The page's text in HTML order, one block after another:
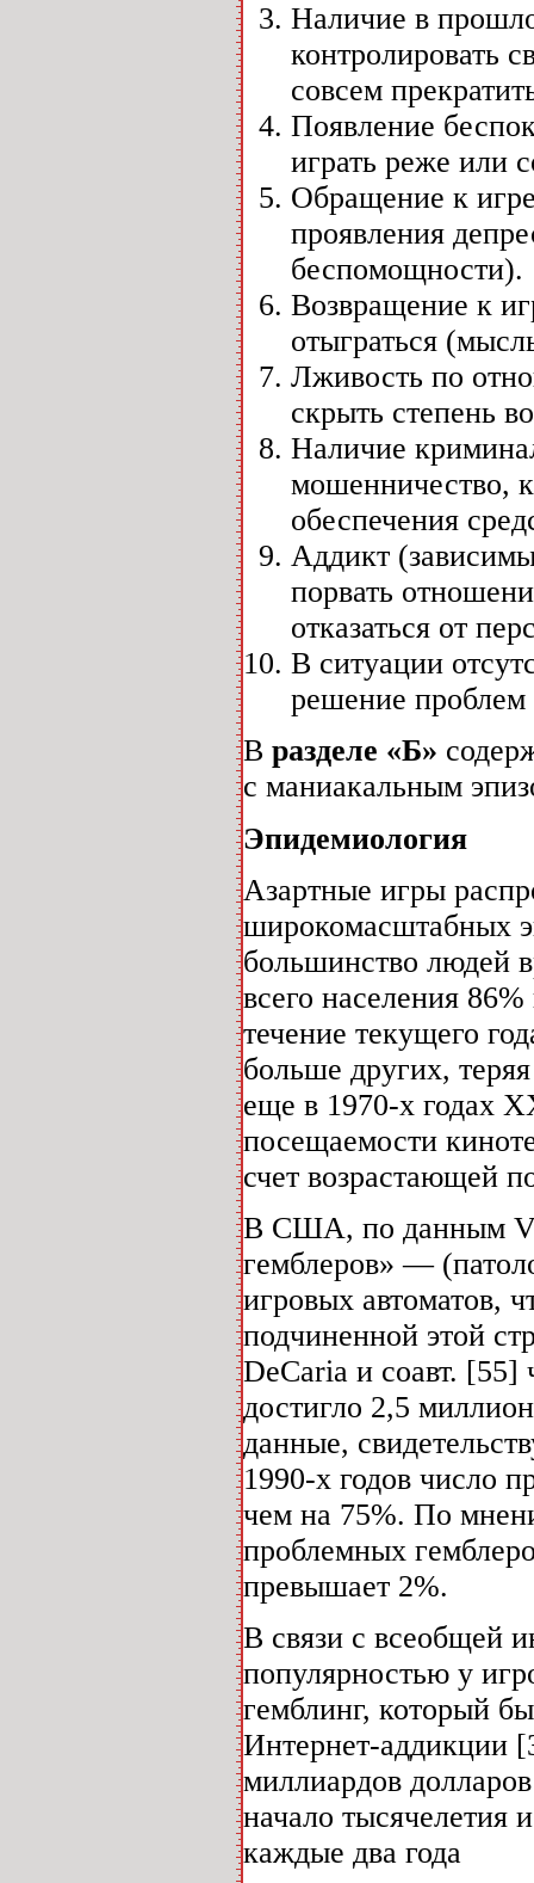
Наличие в
контролировать
совсем
Появление
играть реже или
Обращение к
проявления
беспомощности).
Возвращение к
отыграться
Лживость по
скрыть степень
Наличие
мошенничество,
обеспечения
Аддикт
порвать
отказаться от
В ситуации
решение
В разделе «Б»
с маниакальным
Эпидемиология
Азартные игры
широкомасштабных
большинство людей
всего населения
течение текущего
больше других,
еще в 1970-х годах
посещаемости
счет возрастающей
В США, по данным
гемблеров» —
игровых автоматов,
подчиненной этой
DeCaria и соавт.
достигло 2,5
данные,
1990-х годов число
чем на 75%. По
проблемных
превышает 2%.
В связи с всеобщей
популярностью у
гемблинг, который
Интернет-аддикции
миллиардов
начало тысячелетия
каждые два года